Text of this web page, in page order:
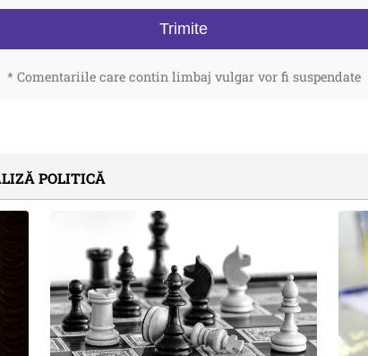
Trimite
* Comentariile care contin limbaj vulgar vor fi suspendate
POLITICĂ